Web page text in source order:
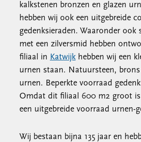
kalkstenen bronzen en glazen
hebben wij ook een uitgebreide
gedenksieraden. Waaronder ook
met een zilversmid hebben
filiaal in Katwijk hebben wij een
urnen staan. Natuursteen, brons
urnen. Beperkte voorraad
Omdat dit filiaal 600 m2 groot is
een uitgebreide voorraad urnen-
Wij bestaan bijna 135 jaar en